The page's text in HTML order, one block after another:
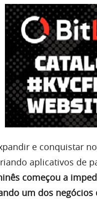
e conquistar
aplicativos de
começou a
um dos